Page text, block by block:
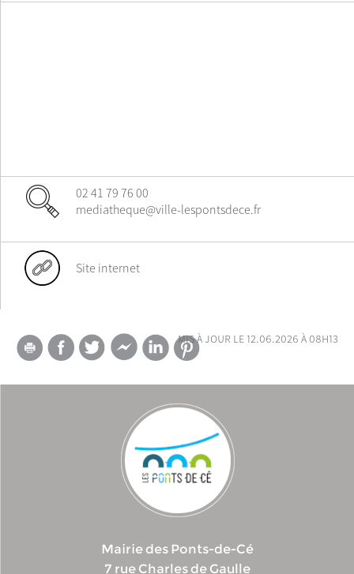
02 41 79 76 00
mediatheque@ville-lespontsdece.fr
Site internet
mis à jour le 12.06.2026 à 08h13
Mairie des Ponts-de-Cé
7 rue Charles de Gaulle